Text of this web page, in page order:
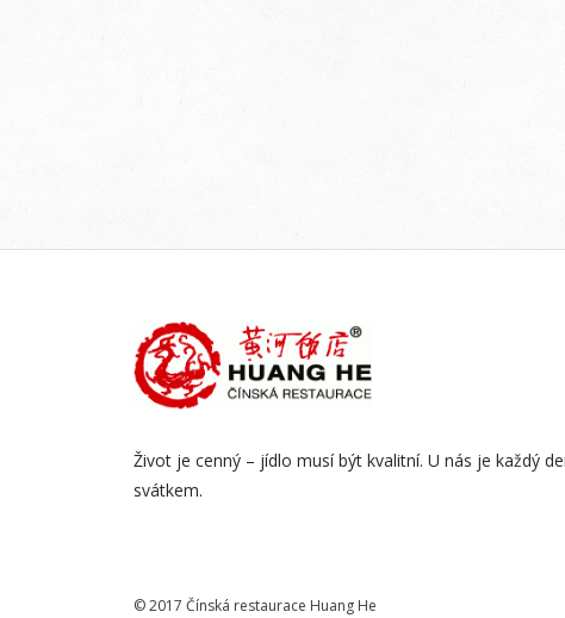
Život je cenný – jídlo musí být kvalitní. U nás je každý
svátkem.
© 2017 Čínská restaurace Huang He